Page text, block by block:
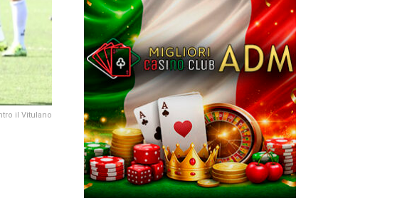
il Vitulano